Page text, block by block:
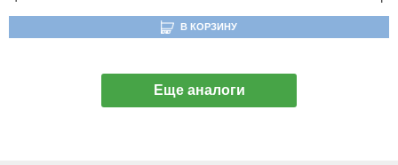
В КОРЗИНУ
Еще аналоги